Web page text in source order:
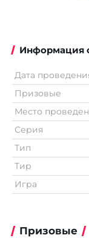
Информация
Дата
Призовые
Место
Серия
Тип
Тир
Игра
Призовые